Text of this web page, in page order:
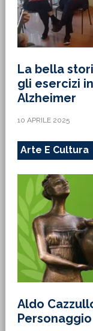
La bella
gli esercizi
Alzheimer
10 APRILE 2025
Arte E Cultura
Aldo
Personaggio